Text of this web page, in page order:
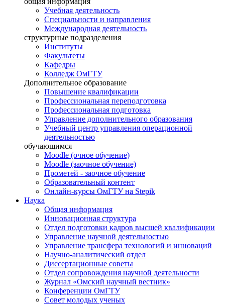
Учебная деятельность
Специальности и направления
Международная деятельность
структурные подразделения
Институты
Факультеты
Кафедры
Колледж ОмГТУ
Дополнительное образование
Повышение квалификации
Профессиональная переподготовка
Профессиональная подготовка
Управление дополнительного образования
Учебный центр управления операционной
деятельностью
обучающимся
Moodle (очное обучение)
Moodle (заочное обучение)
Прометей - заочное обучение
Образовательный контент
Онлайн-курсы ОмГТУ на Stepik
Наука
Общая информация
Инновационная структура
Отдел подготовки кадров высшей квалификации
Управление научной деятельностью
Управление трансфера технологий и инноваций
Научно-аналитический отдел
Диссертационные советы
Отдел сопровождения научной деятельности
Журнал «Омский научный вестник»
Конференции ОмГТУ
Совет молодых ученых